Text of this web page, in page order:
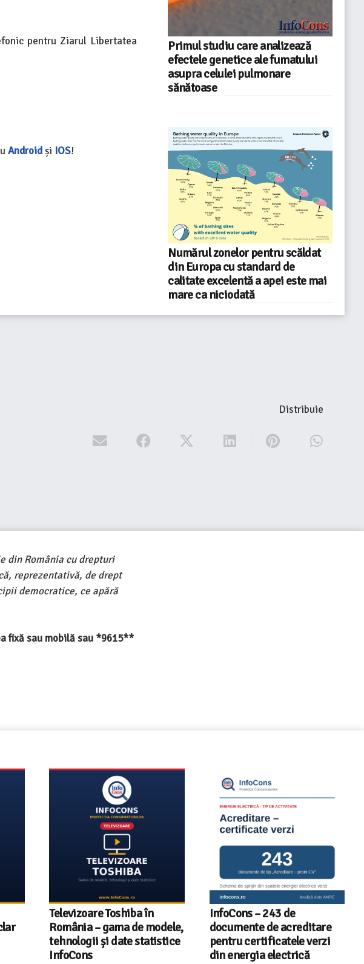
pentru Ziarul Libertatea
Androidși IOS!
Primul studiu care analizează
efectele genetice ale fumatului
asupra celulei pulmonare
sănătoase
Numărul zonelor pentru scăldat
din Europa cu standard de
calitate excelentă a apei este mai
mare ca niciodată
Distribuie
din România cu drepturi
reprezentativă, de drept
democratice, ce apără
fixă sau mobilă sau *9615**
Televizoare Toshiba în
România – gama de modele,
tehnologii și date statistice
InfoCons
InfoCons – 243 de
documente de acreditare
pentru certificatele verzi
din energia electrică